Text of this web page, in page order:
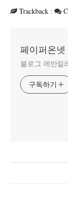
Trackback :
페이퍼온넷
블로그 에반절
구독하기